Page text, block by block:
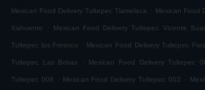
Mexican Food Delivery Tultepec Tlamelaca . Mexican Food
Xahuento . Mexican Food Delivery Tultepec Vicente
Tultepec los Fresnos . Mexican Food Delivery Tultepec
Tultepec Las Brisas . Mexican Food Delivery Tultepec
Tultepec 006 . Mexican Food Delivery Tultepec 002 .